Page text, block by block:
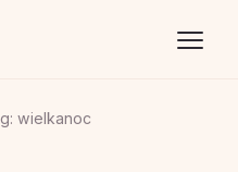
wielkanoc